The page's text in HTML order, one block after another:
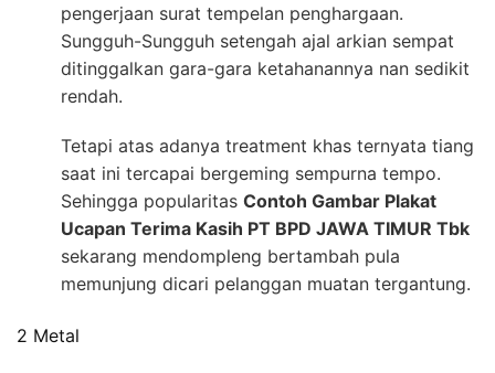
pengerjaan surat tempelan penghargaan.
Sungguh-Sungguh setengah ajal arkian sempat
ditinggalkan gara-gara ketahanannya nan sedikit
rendah.
Tetapi atas adanya treatment khas ternyata tiang
saat ini tercapai bergeming sempurna tempo.
Sehingga popularitas Contoh Gambar Plakat
Ucapan Terima Kasih PT BPD JAWA TIMUR Tbk
sekarang mendompleng bertambah pula
memunjung dicari pelanggan muatan tergantung.
2 Metal